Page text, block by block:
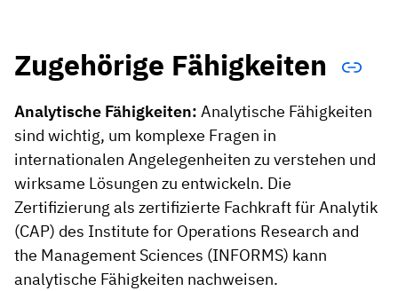
Zugehörige Fähigkeiten
Analytische Fähigkeiten: Analytische Fähigkeiten
sind wichtig, um komplexe Fragen in
internationalen Angelegenheiten zu verstehen und
wirksame Lösungen zu entwickeln. Die
Zertifizierung als zertifizierte Fachkraft für Analytik
(CAP) des Institute for Operations Research and
the Management Sciences (INFORMS) kann
analytische Fähigkeiten nachweisen.